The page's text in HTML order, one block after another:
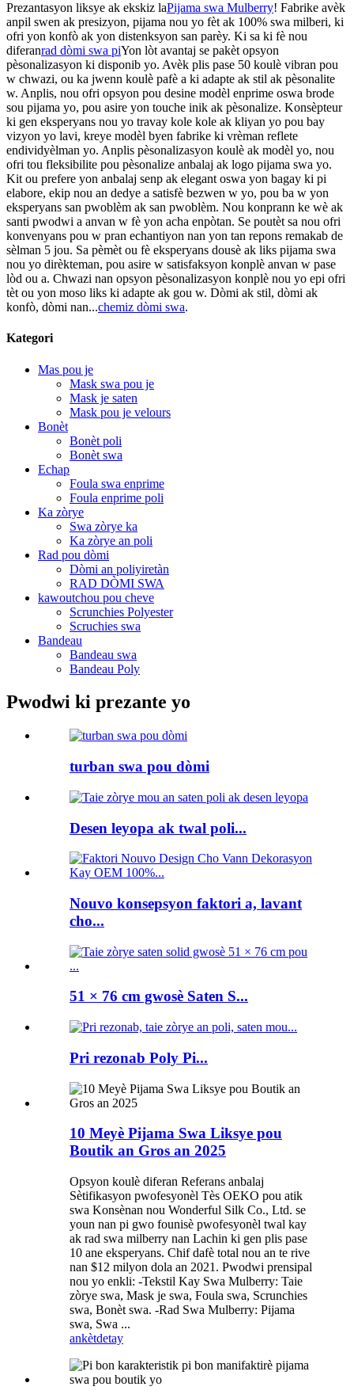
Prezantasyon liksye ak ekskiz laPijama swa Mulberry! Fabrike avèk
anpil swen ak presizyon, pijama nou yo fèt ak 100% swa milberi, ki
ofri yon konfò ak yon distenksyon san parèy. Ki sa ki fè nou
diferanrad dòmi swa piYon lòt avantaj se pakèt opsyon
pèsonalizasyon ki disponib yo. Avèk plis pase 50 koulè vibran pou
w chwazi, ou ka jwenn koulè pafè a ki adapte ak stil ak pèsonalite
w. Anplis, nou ofri opsyon pou desine modèl enprime oswa brode
sou pijama yo, pou asire yon touche inik ak pèsonalize. Konsèpteur
ki gen eksperyans nou yo travay kole kole ak kliyan yo pou bay
vizyon yo lavi, kreye modèl byen fabrike ki vrèman reflete
endividyèlman yo. Anplis pèsonalizasyon koulè ak modèl yo, nou
ofri tou fleksibilite pou pèsonalize anbalaj ak logo pijama swa yo.
Kit ou prefere yon anbalaj senp ak elegant oswa yon bagay ki pi
elabore, ekip nou an dedye a satisfè bezwen w yo, pou ba w yon
eksperyans san pwoblèm ak san pwoblèm. Nou konprann ke wè ak
santi pwodwi a anvan w fè yon acha enpòtan. Se poutèt sa nou ofri
konvenyans pou w pran echantiyon nan yon tan repons remakab de
sèlman 5 jou. Sa pèmèt ou fè eksperyans dousè ak liks pijama swa
nou yo dirèkteman, pou asire w satisfaksyon konplè anvan w pase
lòd ou a. Chwazi nan opsyon pèsonalizasyon konplè nou yo epi ofri
tèt ou yon moso liks ki adapte ak gou w. Dòmi ak stil, dòmi ak
konfò, dòmi nan...chemiz dòmi swa.
Kategori
Mas pou je
Mask swa pou je
Mask je saten
Mask pou je velours
Bonèt
Bonèt poli
Bonèt swa
Echap
Foula swa enprime
Foula enprime poli
Ka zòrye
Swa zòrye ka
Ka zòrye an poli
Rad pou dòmi
Dòmi an poliyiretàn
RAD DÒMI SWA
kawoutchou pou cheve
Scrunchies Polyester
Scruchies swa
Bandeau
Bandeau swa
Bandeau Poly
Pwodwi ki prezante yo
turban swa pou dòmi
Desen leyopa ak twal poli...
Nouvo konsepsyon faktori a, lavant
cho...
51 × 76 cm gwosè Saten S...
Pri rezonab Poly Pi...
10 Meyè Pijama Swa Liksye pou
Boutik an Gros an 2025
Opsyon koulè diferan Referans anbalaj
Sètifikasyon pwofesyonèl Tès OEKO pou atik
swa Konsènan nou Wonderful Silk Co., Ltd. se
youn nan pi gwo founisè pwofesyonèl twal kay
ak rad swa milberry nan Lachin ki gen plis pase
10 ane eksperyans. Chif dafè total nou an te rive
nan $12 milyon dola an 2021. Pwodwi prensipal
nou yo enkli: -Tekstil Kay Swa Mulberry: Taie
zòrye swa, Mask je swa, Foula swa, Scrunchies
swa, Bonèt swa. -Rad Swa Mulberry: Pijama
swa, Swa ...
ankètdetay